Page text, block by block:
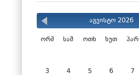
აგვისტო 2026
ორშ სამ ოთხ ხუთ პარ
3 4 5 6 7